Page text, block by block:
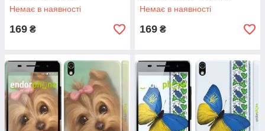
Немає в наявності
169 ₴
Немає в наявності
169 ₴